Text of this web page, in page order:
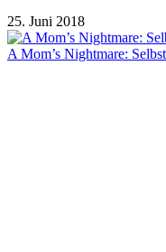
25. Juni 2018
A Mom’s Nightmare: